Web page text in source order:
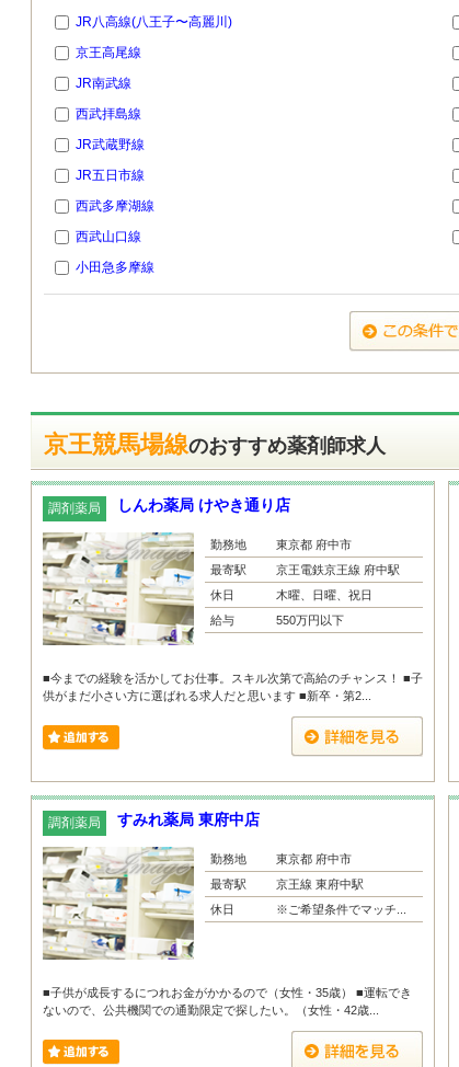
JR八高線(八王子〜高麗川)
京王高尾線
JR南武線
西武拝島線
JR武蔵野線
JR五日市線
西武多摩湖線
西武山口線
小田急多摩線
京王競馬場線のおすすめ薬剤師求人
調剤薬局 しんわ薬局 けやき通り店
勤務地
東京都 府中市
最寄駅
京王電鉄京王線 府中駅
休日
木曜、日曜、祝日
給与
550万円以下
■今までの経験を活かしてお仕事。スキル次第で高給のチャンス！ ■子
供がまだ小さい方に選ばれる求人だと思います ■新卒・第2...
調剤薬局 すみれ薬局 東府中店
勤務地
東京都 府中市
最寄駅
京王線 東府中駅
休日
※ご希望条件でマッチ...
■子供が成長するにつれお金がかかるので（女性・35歳） ■運転でき
ないので、公共機関での通勤限定で探したい。（女性・42歳...